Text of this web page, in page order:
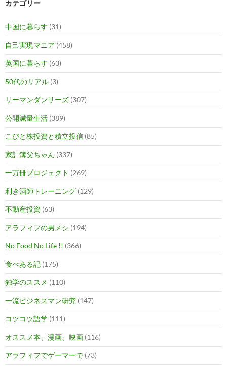
カテゴリー
中国に暮らす (31)
自己実現マニア (458)
英国に暮らす (63)
50代のリアル (3)
リーマンダンサーズ (307)
公開減量生活 (389)
こびと株投資と積立投信 (85)
家計簿父ちゃん (337)
一万冊プロジェクト (269)
利き酒師トレーニング (129)
不動産投資 (63)
アラフィフの男メシ (194)
No Food No Life !! (366)
食べある記 (175)
独学のススメ (110)
一流ビジネスマン研究 (147)
コツコツ語学 (111)
オススメ本、漫画、映画 (116)
アラフィフでゲーマーで (73)